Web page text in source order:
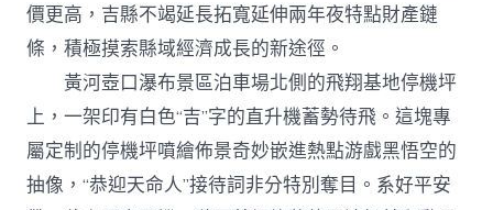
價更高，吉縣不竭延長拓寬延伸兩年夜特點財產鏈
條，積極摸索縣域經濟成長的新途徑。
黃河壺口瀑布景區泊車場北側的飛翔基地停機坪
上，一架印有白色“吉”字的直升機蓄勢待飛。這塊專
屬定制的停機坪噴繪佈景奇妙嵌進熱點游戲黑悟空的
抽像，“恭迎天命人”接待詞非分特別奪目。系好平安